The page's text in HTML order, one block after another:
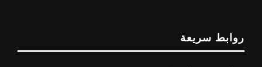
روابط سريعة